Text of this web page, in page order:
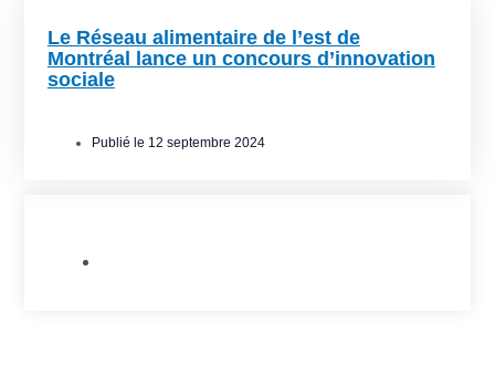
Le Réseau alimentaire de l’est de
Montréal lance un concours d’innovation
sociale
Publié le 12 septembre 2024